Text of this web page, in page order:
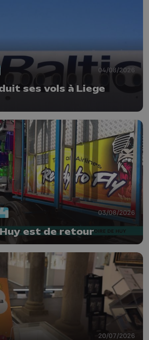
04/08/2026
ses vols à Liege
03/08/2026
est de retour
20/07/2026